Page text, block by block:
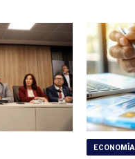
ECONOMÍA